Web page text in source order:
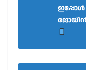
ഇപ്പോൾ